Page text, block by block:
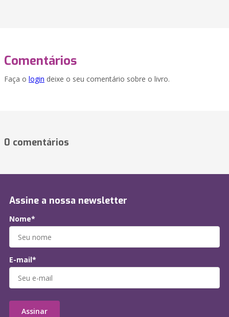
Comentários
Faça o login deixe o seu comentário sobre o livro.
0 comentários
Assine a nossa newsletter
Nome*
E-mail*
Assinar